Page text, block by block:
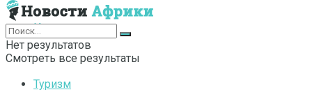
Интернет
Туризм
Нет результатов
Смотреть все результаты